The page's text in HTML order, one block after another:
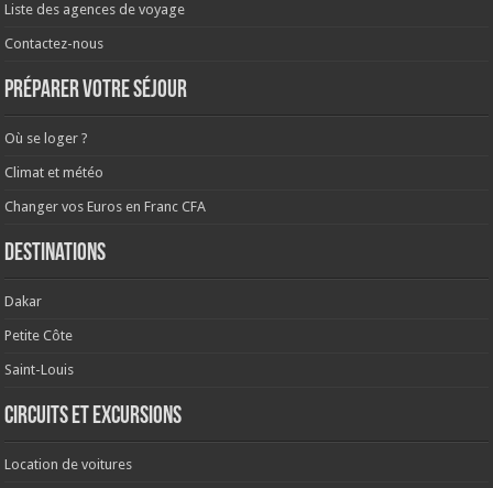
Liste des agences de voyage
Contactez-nous
Préparer votre séjour
Où se loger ?
Climat et météo
Changer vos Euros en Franc CFA
Destinations
Dakar
Petite Côte
Saint-Louis
Circuits et excursions
Location de voitures